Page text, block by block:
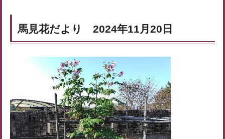
馬見花だより 2024年11月20日